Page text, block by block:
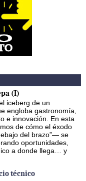
(I)
iceberg de un
engloba gastronomía,
e innovación. En esta
de cómo el éxodo
del brazo”— se
oportunidades,
a donde llega… y
técnico